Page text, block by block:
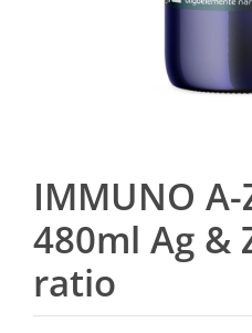
IMMUNO
480ml Ag &
ratio